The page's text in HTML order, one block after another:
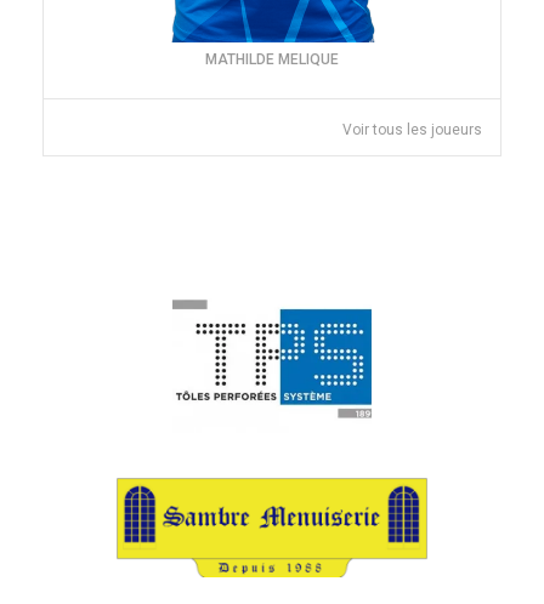
MATHILDE MELIQUE
Voir tous les joueurs